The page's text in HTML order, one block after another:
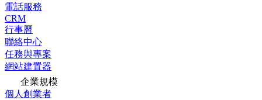
電話服務
CRM
行事曆
聯絡中心
任務與專案
網站建置器
企業規模
個人創業者